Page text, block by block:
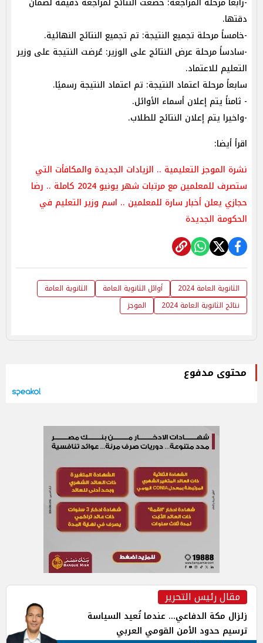
دقتها.
-خامساً مرحلة تجميع النتيجة: تم تجميع النتائج النهائية.
-سادساً مرحلة عرض النتائج على الوزير: عُرضت النتيجة على وزير
التعليم للاعتماد.
سابعاً مرحلة اعتماد النتيجة: تم اعتماد النتيجة رسميًا.
- ثامناً يتم إعلان أسماء الأوائل.
-واخيرا يتم إعلان النتائج للطلاب.
اقرأ أيضا:
نشرة الموجز التعليمية .. الزيادات الجديدة والمكافأت التي
ستصرف للمعلمين مع مرتبات شهر يونيو 2024 كاملة .. رضا
حجازي يعلن أخبار سارة للمعلمين .. اسم وزير التعليم في
الحكومة الجديدة
الثانوية العامة 2024 أوائل الثانوية العامة
الثانوية العامة
نتائج الثانوية العامة 2024
الموجز
محتوى مدفوع
مقال رئيس التحرير
زلزال مكة الدفاعي... عندما تُعيد السياسة
ترسيم حدود الأمن القومي العربي